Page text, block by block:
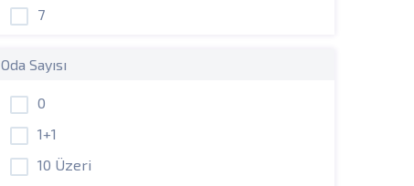
7
Oda Sayısı
0
1+1
10 Üzeri